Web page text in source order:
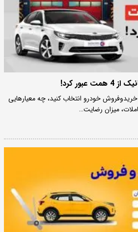
کرد!
خریدوفروش خودرو انتخاب کنید، چه معیارهایی
میزان رضایت…